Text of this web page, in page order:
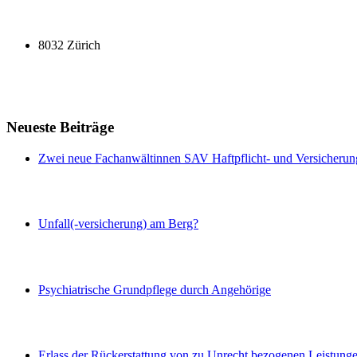
8032 Zürich
Neueste Beiträge
Zwei neue Fachanwältinnen SAV Haftpflicht- und
Unfall(-versicherung) am Berg?
Psychiatrische Grundpflege durch Angehörige